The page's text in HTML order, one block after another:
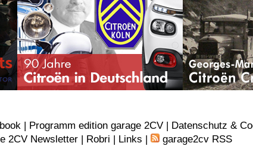
| Programm edition garage 2CV | Datenschutz &
2CV Newsletter | Robri | Links | garage2cv RSS